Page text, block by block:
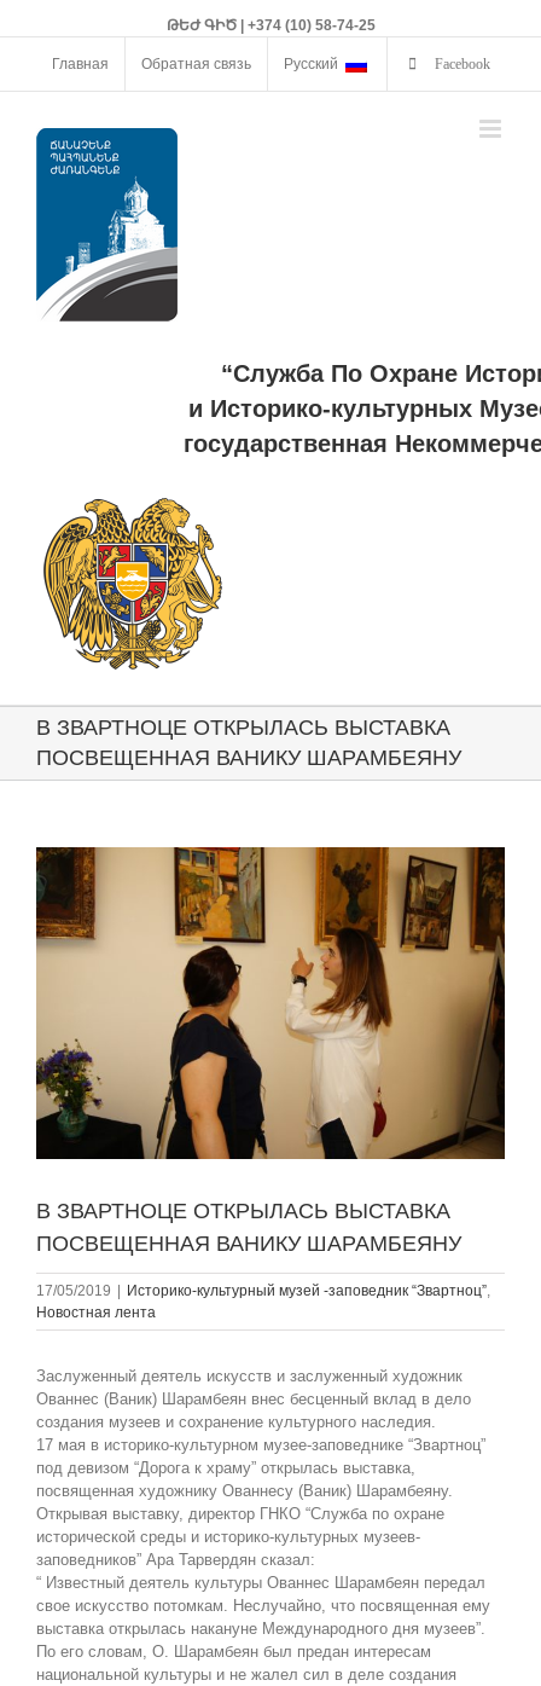
ԹԵԺ ԳԻԾ | +374 (10) 58-74-25
Главная Обратная связь Русский Facebook
“Служба По Охране
и Историко-культурных
государственная
В ЗВАРТНОЦЕ ОТКРЫЛАСЬ ВЫСТАВКА
ПОСВЕЩЕННАЯ ВАНИКУ ШАРАМБЕЯНУ
View
Larger
Image
В ЗВАРТНОЦЕ ОТКРЫЛАСЬ ВЫСТАВКА
ПОСВЕЩЕННАЯ ВАНИКУ ШАРАМБЕЯНУ
17/05/2019 Историко-культурный музей -заповедник “Звартноц”,
Новостная лента
Заслуженный деятель искусств и заслуженный художник
Ованнес (Ваник) Шарамбеян внес бесценный вклад в дело
создания музеев и сохранение культурного наследия.
17 мая в историко-культурном музее-заповеднике “Звартноц”
под девизом “Дорога к храму” открылась выставка,
посвященная художнику Ованнесу (Ваник) Шарамбеяну.
Открывая выставку, директор ГНКО “Служба по охране
исторической среды и историко-культурных музеев-
заповедников” Ара Тарвердян сказал:
“ Известный деятель культуры Ованнес Шарамбеян передал
свое искусство потомкам. Неслучайно, что посвященная ему
выставка открылась накануне Международного дня музеев”.
По его словам, О. Шарамбеян был предан интересам
национальной культуры и не жалел сил в деле создания